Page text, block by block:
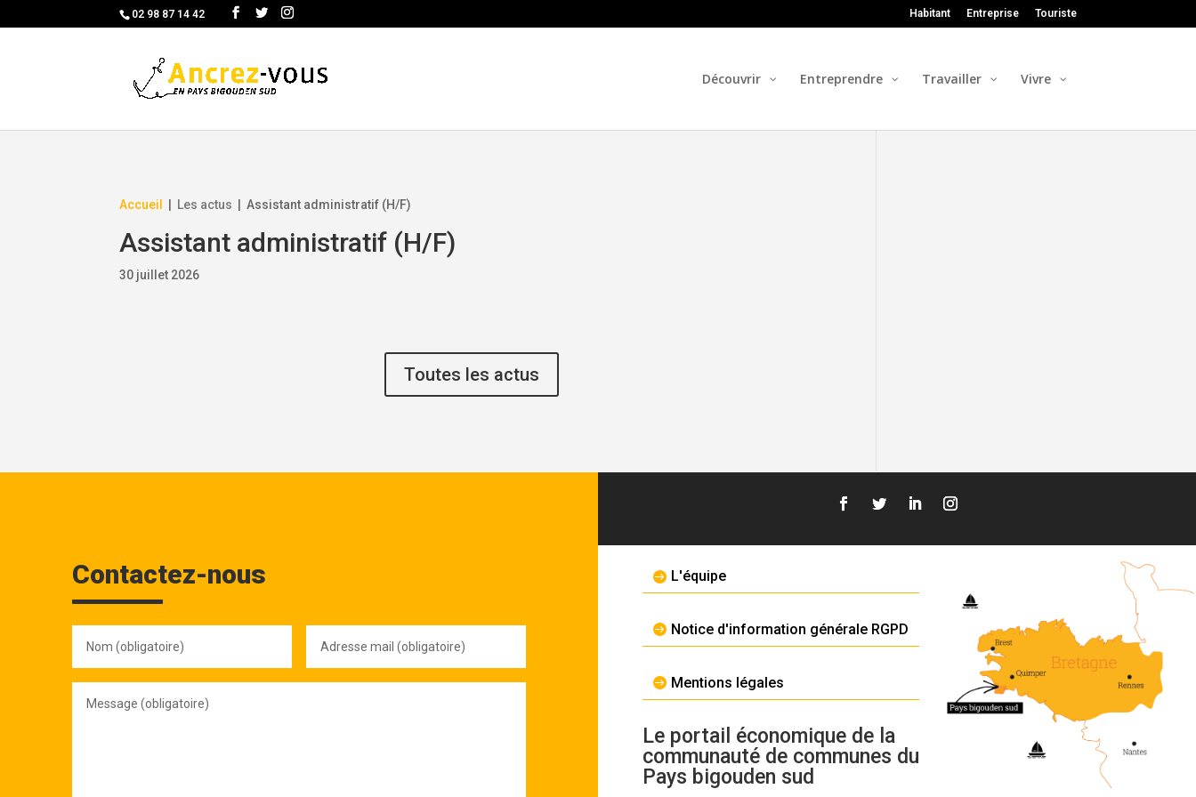
02 98 87 14 42 Habitant Entreprise Touriste
Découvrir Entreprendre Travailler Vivre
Accueil Les actus Assistant administratif (H/F)
Assistant administratif (H/F)
30 juillet 2026
Toutes les actus
Contactez-nous
(obligatoire)
mail
(obligatoire)
L'équipe
Notice d'information générale RGPD
Mentions légales
Le portail économique de la
communauté de communes du
Pays bigouden sud